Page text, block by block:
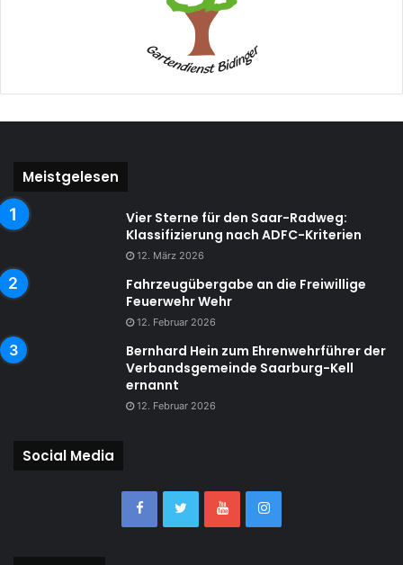
Meistgelesen
Vier Sterne für den Saar-Radweg:
Klassifizierung nach ADFC-Kriterien
12. März 2026
Fahrzeugübergabe an die Freiwillige
Feuerwehr Wehr
12. Februar 2026
Bernhard Hein zum Ehrenwehrführer der
Verbandsgemeinde Saarburg-Kell
ernannt
12. Februar 2026
Social Media